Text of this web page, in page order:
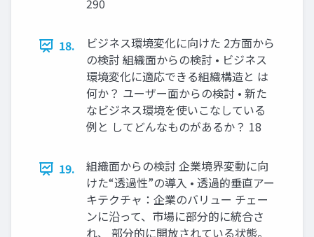
290
18.
ビジネス環境変化に向けた 2方面から
の検討 組織面からの検討 • ビジネス
環境変化に適応できる組織構造と は
何か？ ユーザー面からの検討 • 新た
なビジネス環境を使いこなしている
例と してどんなものがあるか？ 18
19.
組織面からの検討 企業境界変動に向
けた“透過性”の導入 • 透過的垂直アー
キテクチャ：企業のバリュー チェー
ンに沿って、市場に部分的に統合さ
れ、 部分的に開放されている状態。